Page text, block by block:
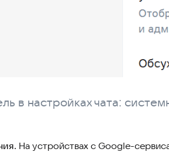
в настройках чата:
На устройствах с Google-